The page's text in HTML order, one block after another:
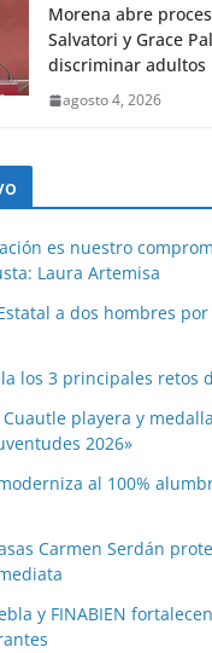
Morena abre
Salvatori y Grace
discriminar adultos
agosto 4, 2026
es nuestro
Laura Artemisa
a dos hombres
los 3 principales retos
playera y
2026»
al 100%
Carmen Serdán
y FINABIEN